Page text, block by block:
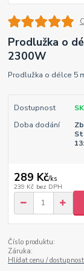
Prodlužka o
2300W
Prodlužka o délce 5
Dostupnost
Doba dodání
289 Kč/ks
239 Kč bez DPH
Číslo produktu:
Záruka:
Hlídat cenu / dostupnost